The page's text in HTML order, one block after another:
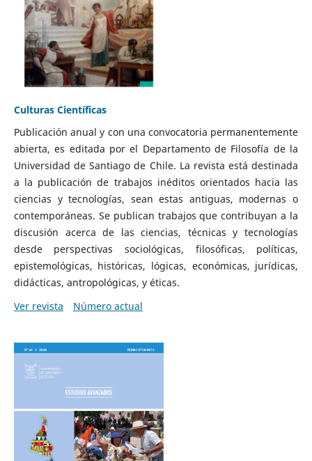
Culturas Científicas
Publicación anual y con una convocatoria permanentemente
abierta, es editada por el Departamento de Filosofía de la
Universidad de Santiago de Chile. La revista está destinada
a la publicación de trabajos inéditos orientados hacia las
ciencias y tecnologías, sean estas antiguas, modernas o
contemporáneas. Se publican trabajos que contribuyan a la
discusión acerca de las ciencias, técnicas y tecnologías
desde perspectivas sociológicas, filosóficas, políticas,
epistemológicas, históricas, lógicas, económicas, jurídicas,
didácticas, antropológicas, y éticas.
Ver revista
Número actual